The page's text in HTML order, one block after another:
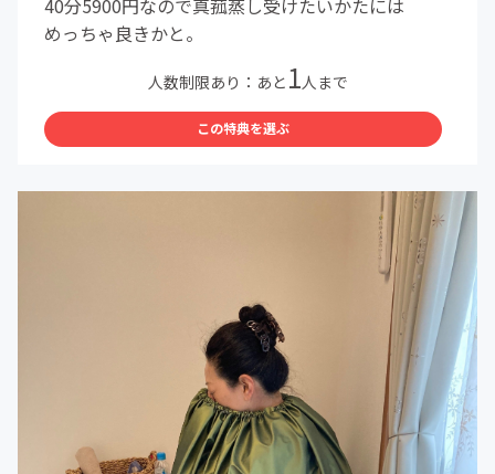
40分5900円なので真菰蒸し受けたいかたには
めっちゃ良きかと。
人数制限あり：あと 1人まで
この特典を選ぶ